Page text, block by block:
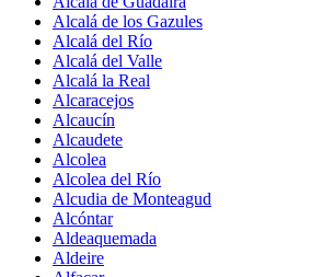
Alcalá de los Gazules
Alcalá del Río
Alcalá del Valle
Alcalá la Real
Alcaracejos
Alcaucín
Alcaudete
Alcolea
Alcolea del Río
Alcudia de Monteagud
Alcóntar
Aldeaquemada
Aldeire